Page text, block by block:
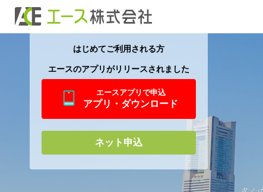
はじめてご利用される方
エースのアプリがリリースされました
エースアプリで申込
アプリ・ダウンロード
ネット申込
HOME
お借入について